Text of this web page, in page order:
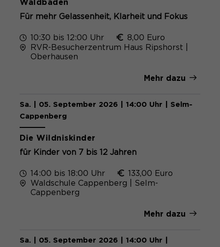
Waldbaden
Für mehr Gelassenheit, Klarheit und Fokus
10:30 bis 12:00 Uhr
8,00 Euro
RVR-Besucherzentrum Haus Ripshorst |
Oberhausen
Mehr dazu
Sa. | 05. September 2026 | 14:00 Uhr | Selm-
Cappenberg
Die Wildniskinder
für Kinder von 7 bis 12 Jahren
14:00 bis 18:00 Uhr
133,00 Euro
Waldschule Cappenberg | Selm-
Cappenberg
Mehr dazu
Sa. | 05. September 2026 | 14:00 Uhr |